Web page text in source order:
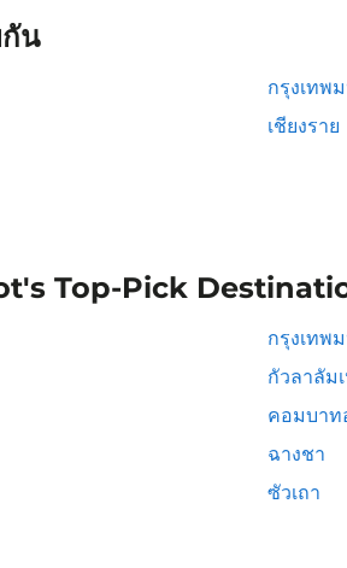
น
กรุงเทพ
เชียงราย
Top-Pick
กรุงเทพ
กัวลาลัม
คอมบาท
ฉางชา
ซัวเถา